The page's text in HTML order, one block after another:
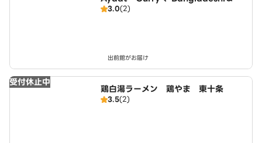
bab House 鶏やま 東十条
3.0(2)
出前館がお届け
受付休止中
鶏白湯ラーメン 鶏やま 東十条
3.5(2)